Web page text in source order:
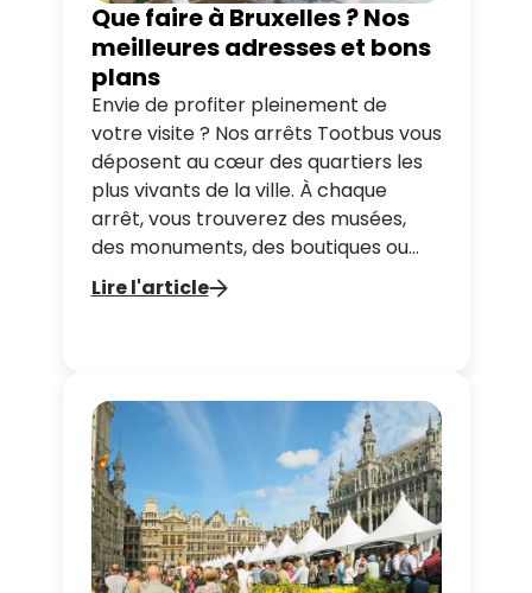
Que faire à Bruxelles ? Nos
meilleures adresses et bons
plans
Envie de profiter pleinement de
votre visite ? Nos arrêts Tootbus vous
déposent au cœur des quartiers les
plus vivants de la ville. À chaque
arrêt, vous trouverez des musées,
des monuments, des boutiques ou
des lieux gourmands à explorer.
Suivez nos suggestions et découvrez
Lire l'article